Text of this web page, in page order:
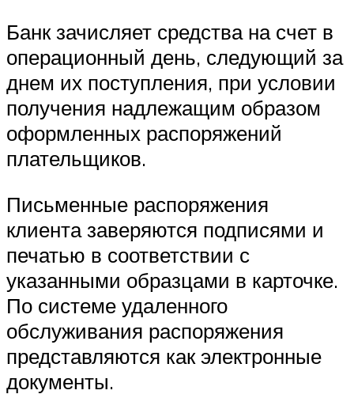
Банк зачисляет средства на счет в
операционный день, следующий за
днем их поступления, при условии
получения надлежащим образом
оформленных распоряжений
плательщиков.
Письменные распоряжения
клиента заверяются подписями и
печатью в соответствии с
указанными образцами в карточке.
По системе удаленного
обслуживания распоряжения
представляются как электронные
документы.